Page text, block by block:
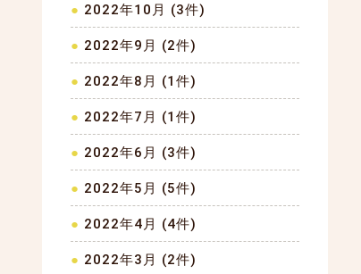
2022年10月 (3件)
2022年9月 (2件)
2022年8月 (1件)
2022年7月 (1件)
2022年6月 (3件)
2022年5月 (5件)
2022年4月 (4件)
2022年3月 (2件)